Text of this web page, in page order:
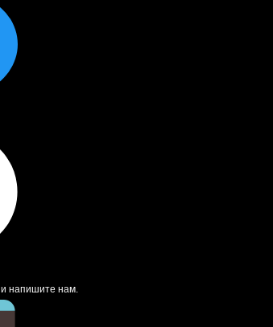
и напишите нам.